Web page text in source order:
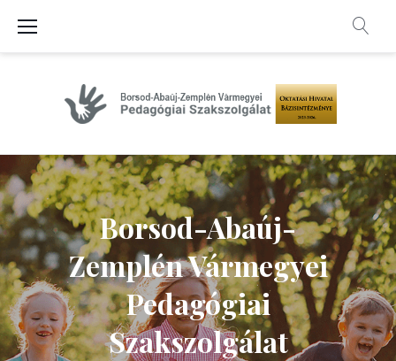
Főoldal
Borsod-Abaúj-
Zemplén Vármegyei
Pedagógiai
Szakszolgálat